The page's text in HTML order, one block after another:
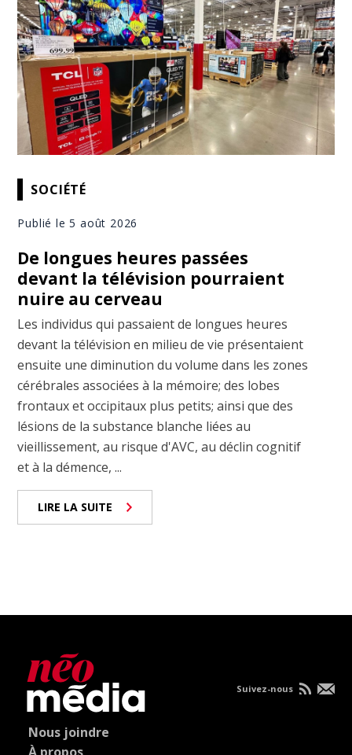
SOCIÉTÉ
Publié le 5 août 2026
De longues heures passées
devant la télévision pourraient
nuire au cerveau
Les individus qui passaient de longues heures
devant la télévision en milieu de vie présentaient
ensuite une diminution du volume dans les zones
cérébrales associées à la mémoire; des lobes
frontaux et occipitaux plus petits; ainsi que des
lésions de la substance blanche liées au
vieillissement, au risque d'AVC, au déclin cognitif
et à la démence, ...
LIRE LA SUITE
Nous joindre
Suivez-nous